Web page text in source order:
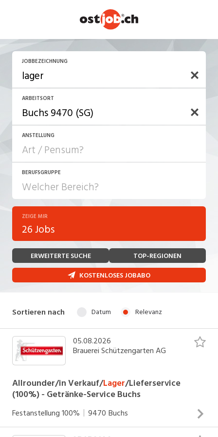
JOBBEZEICHNUNG
ARBEITSORT
ANSTELLUNG
JOB-TYP
Festanstellung
Temporär (befristet)
Freelance
Praktikum
Lehrstelle
Ferienjob
POSITION
Führungsposition
Management / Kader
BERUFSGRUPPE
Bank, Versicherung
Bau, Handwerk, Elektro
Bildung, Kunst, Design, Soziale Berufe, Sport
Chemie, Pharma, Biotechnologie
Einkauf, Logistik, Transport, Verkehr
Engineering, Technik, Architektur
Finanzen, Controlling, Treuhand, Recht
Gartenbau, Landwirtschaft, Forstwirtschaft
Gastronomie, Hotellerie, Tourismus,
Lebensmittel
Immobilien, Facility Management, Reinigung
ZEIGE MIR
26 Jobs
ERWEITERTE SUCHE
TOP-REGIONEN
KOSTENLOSES JOBABO
Sortieren nach Datum Relevanz
05.08.2026
Brauerei Schützengarten AG
Allrounder/in Verkauf/Lager/Lieferservice
(100%) - Getränke-Service Buchs
Festanstellung100% 9470 Buchs